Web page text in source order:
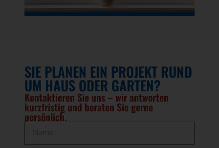
SIE PLANEN EIN PROJEKT RUND
UM HAUS ODER GARTEN?
Kontaktieren Sie uns – wir antworten
kurzfristig und beraten Sie gerne
persönlich.